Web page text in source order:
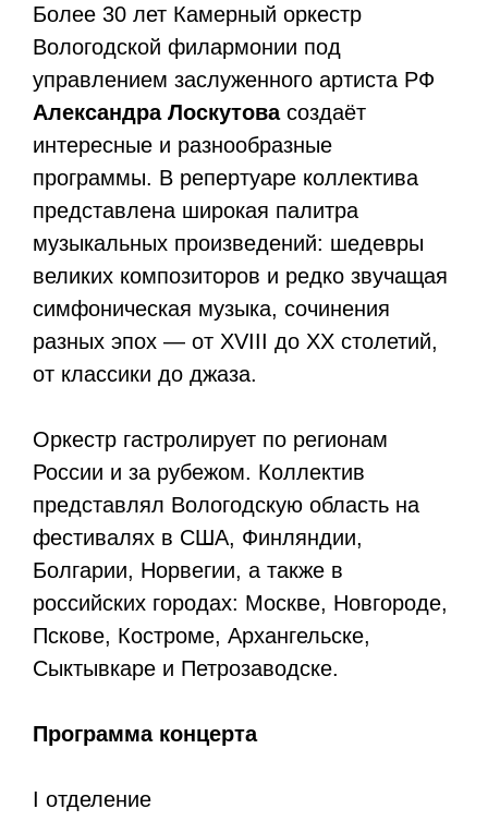
Более 30 лет Камерный оркестр
Вологодской филармонии под
управлением заслуженного артиста РФ
Александра Лоскутовасоздаёт
интересные и разнообразные
программы. В репертуаре коллектива
представлена широкая палитра
музыкальных произведений: шедевры
великих композиторов и редко звучащая
симфоническая музыка, сочинения
разных эпох — от XVIII до XX столетий,
от классики до джаза.
Оркестр гастролирует по регионам
России и за рубежом. Коллектив
представлял Вологодскую область на
фестивалях в США, Финляндии,
Болгарии, Норвегии, а также в
российских городах: Москве, Новгороде,
Пскове, Костроме, Архангельске,
Сыктывкаре и Петрозаводске.
Программа концерта
I отделение